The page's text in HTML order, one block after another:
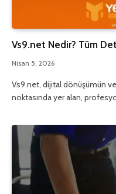
Vs9.net Nedir? Tüm
Nisan 5, 2026
Vs9.net, dijital dönüşümün
noktasında yer alan,